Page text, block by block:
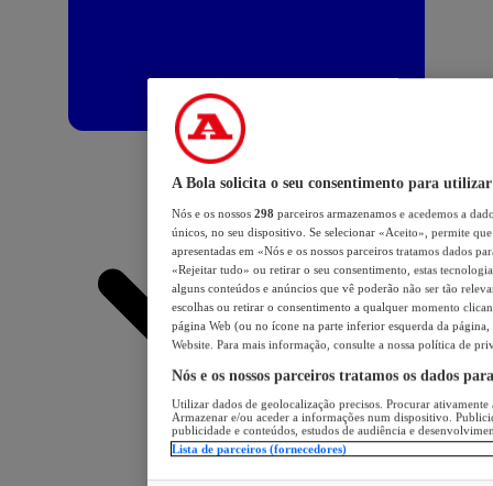
A Bola solicita o seu consentimento para utilizar
Nós e os nossos 298 parceiros armazenamos e acedemos a
únicos, no seu dispositivo. Se selecionar «Aceito», permite
apresentadas em «Nós e os nossos parceiros tratamos dados
«Rejeitar tudo» ou retirar o seu consentimento, estas
alguns conteúdos e anúncios que vê poderão não ser tão
escolhas ou retirar o consentimento a qualquer momento
página Web (ou no ícone na parte inferior esquerda da página,
Website. Para mais informação, consulte a nossa política de
Nós e os nossos parceiros tratamos os dados
Utilizar dados de geolocalização precisos. Procurar
Armazenar e/ou aceder a informações num dispositivo.
publicidade e conteúdos, estudos de audiência e
Lista de parceiros (fornecedores)